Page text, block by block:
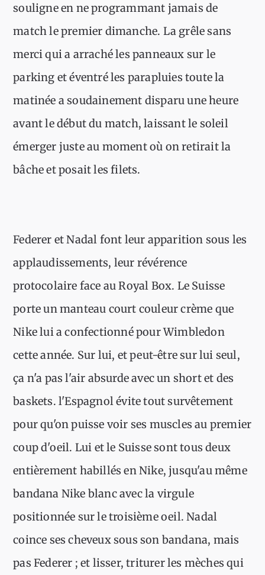
souligne en ne programmant jamais de
match le premier dimanche. La grêle sans
merci qui a arraché les panneaux sur le
parking et éventré les parapluies toute la
matinée a soudainement disparu une heure
avant le début du match, laissant le soleil
émerger juste au moment où on retirait la
bâche et posait les filets.
Federer et Nadal font leur apparition sous les
applaudissements, leur révérence
protocolaire face au Royal Box. Le Suisse
porte un manteau court couleur crème que
Nike lui a confectionné pour Wimbledon
cette année. Sur lui, et peut-être sur lui seul,
ça n'a pas l'air absurde avec un short et des
baskets. l'Espagnol évite tout survêtement
pour qu'on puisse voir ses muscles au premier
coup d'oeil. Lui et le Suisse sont tous deux
entièrement habillés en Nike, jusqu'au même
bandana Nike blanc avec la virgule
positionnée sur le troisième oeil. Nadal
coince ses cheveux sous son bandana, mais
pas Federer ; et lisser, triturer les mèches qui